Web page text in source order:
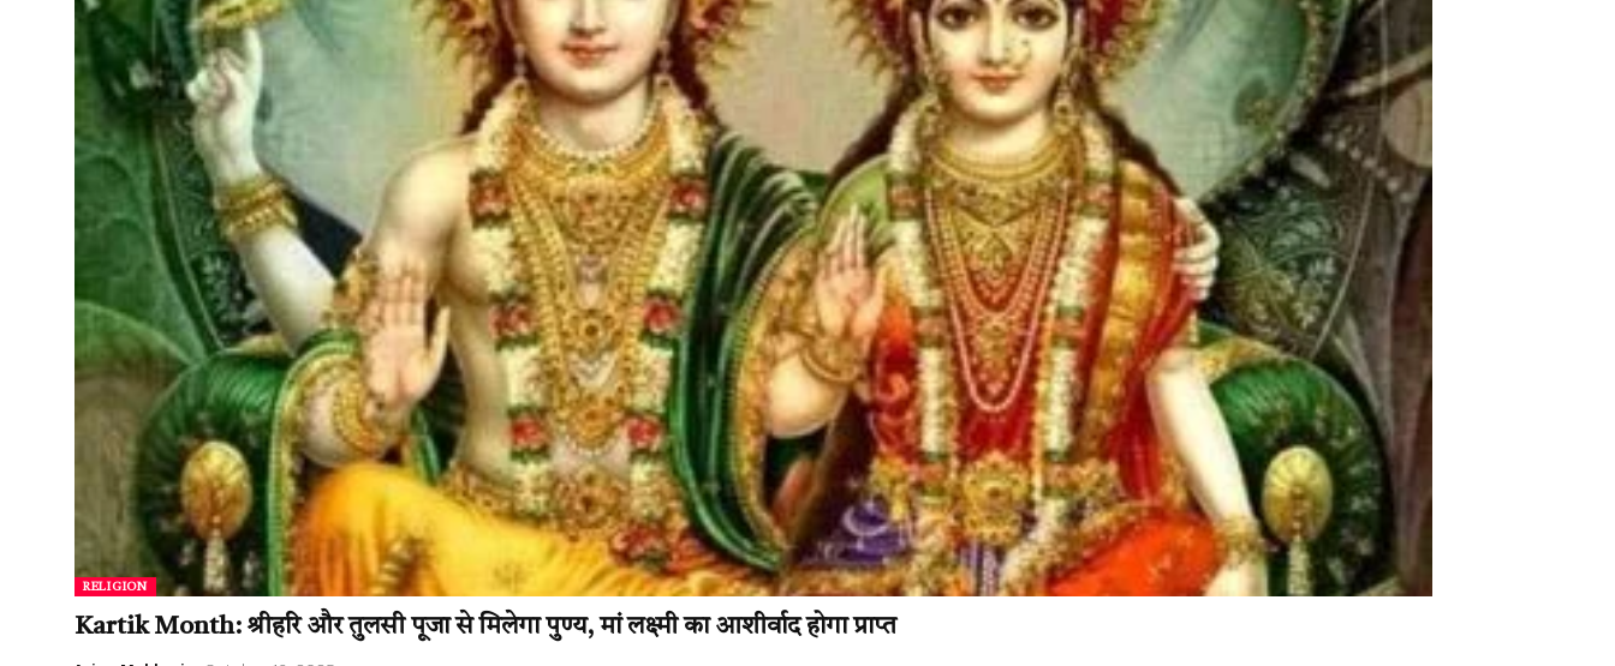
RELIGION
Kartik Month: श्रीहरि और तुलसी पूजा से मिलेगा पुण्य, मां लक्ष्मी का आशीर्वाद होगा प्राप्त